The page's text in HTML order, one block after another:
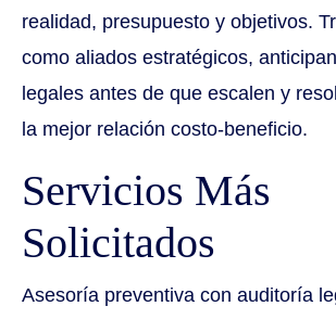
realidad, presupuesto y objetivos.
como aliados estratégicos,
legales antes de que escalen y
la mejor relación costo-beneficio.
Servicios Más
Solicitados
Asesoría preventiva con auditoría